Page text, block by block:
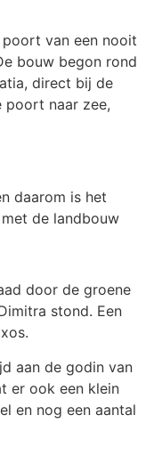
van een nooit
bouw begon rond
direct bij de
poort naar zee,
daarom is het
de landbouw
door de groene
stond. Een
aan de godin van
er ook een klein
en nog een aantal